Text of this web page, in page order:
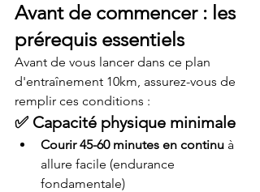
Avant de commencer : les
prérequis essentiels
Avant de vous lancer dans ce plan
d'entraînement 10km, assurez-vous de
remplir ces conditions :
✅ Capacité physique minimale
Courir 45-60 minutes en continu à
allure facile (endurance
fondamentale)